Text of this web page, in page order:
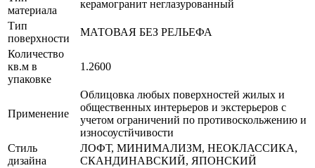
материала
керамогранит неглазурованный
Тип
поверхности
МАТОВАЯ БЕЗ РЕЛЬЕФА
Количество
кв.м в
упаковке
1.2600
Применение
Облицовка любых поверхностей жилых и
общественных интерьеров и экстерьеров с
учетом ограничений по противоскольжению и
износоустйчивости
Стиль
дизайна
ЛОФТ, МИНИМАЛИЗМ, НЕОКЛАССИКА,
СКАНДИНАВСКИЙ, ЯПОНСКИЙ